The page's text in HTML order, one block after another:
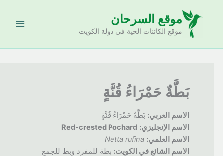
موقع السرحان
موقع الكائنات الحية في دولة الكويت
بَطَّةٌ حَمْرَاءُ قُنَّةٍ
الاسم العربي:بَطَّةٌ حَمْرَاءُ قُنَّةٍ
الاسم الإنجليزي: Red-crested Pochard
الاسم العلمي: Netta rufina
الاسم الشائع في الكويت:بطة للمفرد وبط للجمع